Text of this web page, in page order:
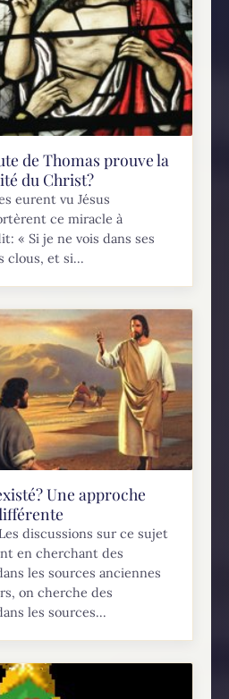
de Thomas prouve la
du Christ?
eurent vu Jésus
ce miracle à
« Si je ne vois dans ses
clous, et si...
Une approche
discussions sur ce sujet
en cherchant des
les sources anciennes
on cherche des
les sources...